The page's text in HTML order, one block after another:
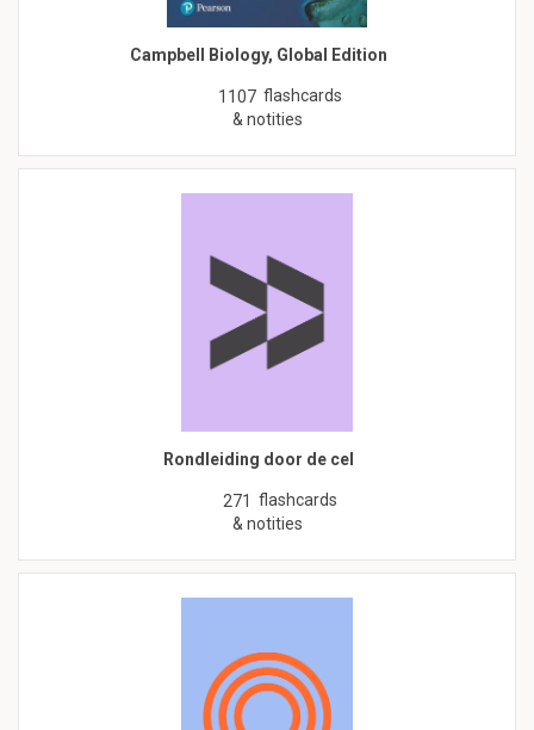
Campbell Biology, Global Edition
1107 flashcards
& notities
Rondleiding door de cel
271 flashcards
& notities